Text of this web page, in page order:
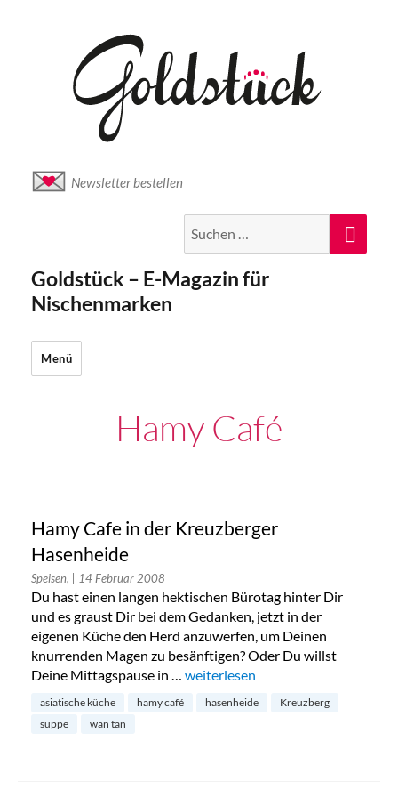
Newsletter bestellen
nach:
Goldstück – E-Magazin für
Nischenmarken
Menü
Hamy Café
Hamy Cafe in der Kreuzberger
Hasenheide
Speisen, | 14 Februar 2008
Du hast einen langen hektischen Bürotag hinter Dir
und es graust Dir bei dem Gedanken, jetzt in der
eigenen Küche den Herd anzuwerfen, um Deinen
knurrenden Magen zu besänftigen? Oder Du willst
Deine Mittagspause in … „Hamy Cafe in der Kreuzberger
weiterlesen
asiatische küche hamy café hasenheide
Kreuzberg
suppe
wan tan